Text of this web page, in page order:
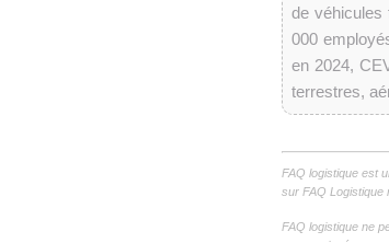
de véhicules
000
en 2024,
terrestres,
FAQ logistique est
sur FAQ Logistique
FAQ logistique ne